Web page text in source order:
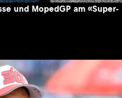
und MopedGP am «Super-